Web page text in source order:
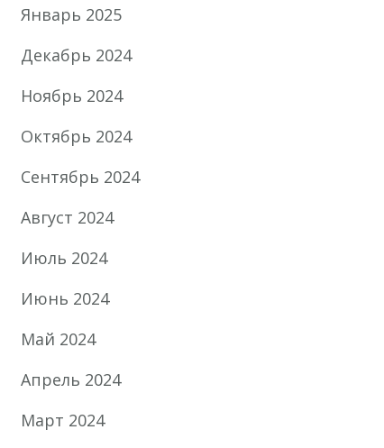
Январь 2025
Декабрь 2024
Ноябрь 2024
Октябрь 2024
Сентябрь 2024
Август 2024
Июль 2024
Июнь 2024
Май 2024
Апрель 2024
Март 2024